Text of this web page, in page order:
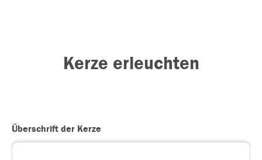
Kerze erleuchten
Überschrift der Kerze